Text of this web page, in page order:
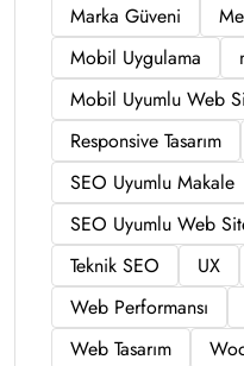
Marka Güveni
Mobil Uygulama
Mobil Uyumlu Web
Responsive Tasarım
SEO Uyumlu Makale
SEO Uyumlu Web
Teknik SEO
UX
Web Performansı
Web Tasarım